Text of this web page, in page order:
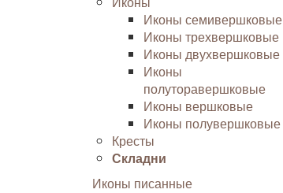
Иконы семивершковые
Иконы трехвершковые
Иконы двухвершковые
Иконы
полуторавершковые
Иконы вершковые
Иконы полувершковые
Кресты
Складни
Иконы писанные